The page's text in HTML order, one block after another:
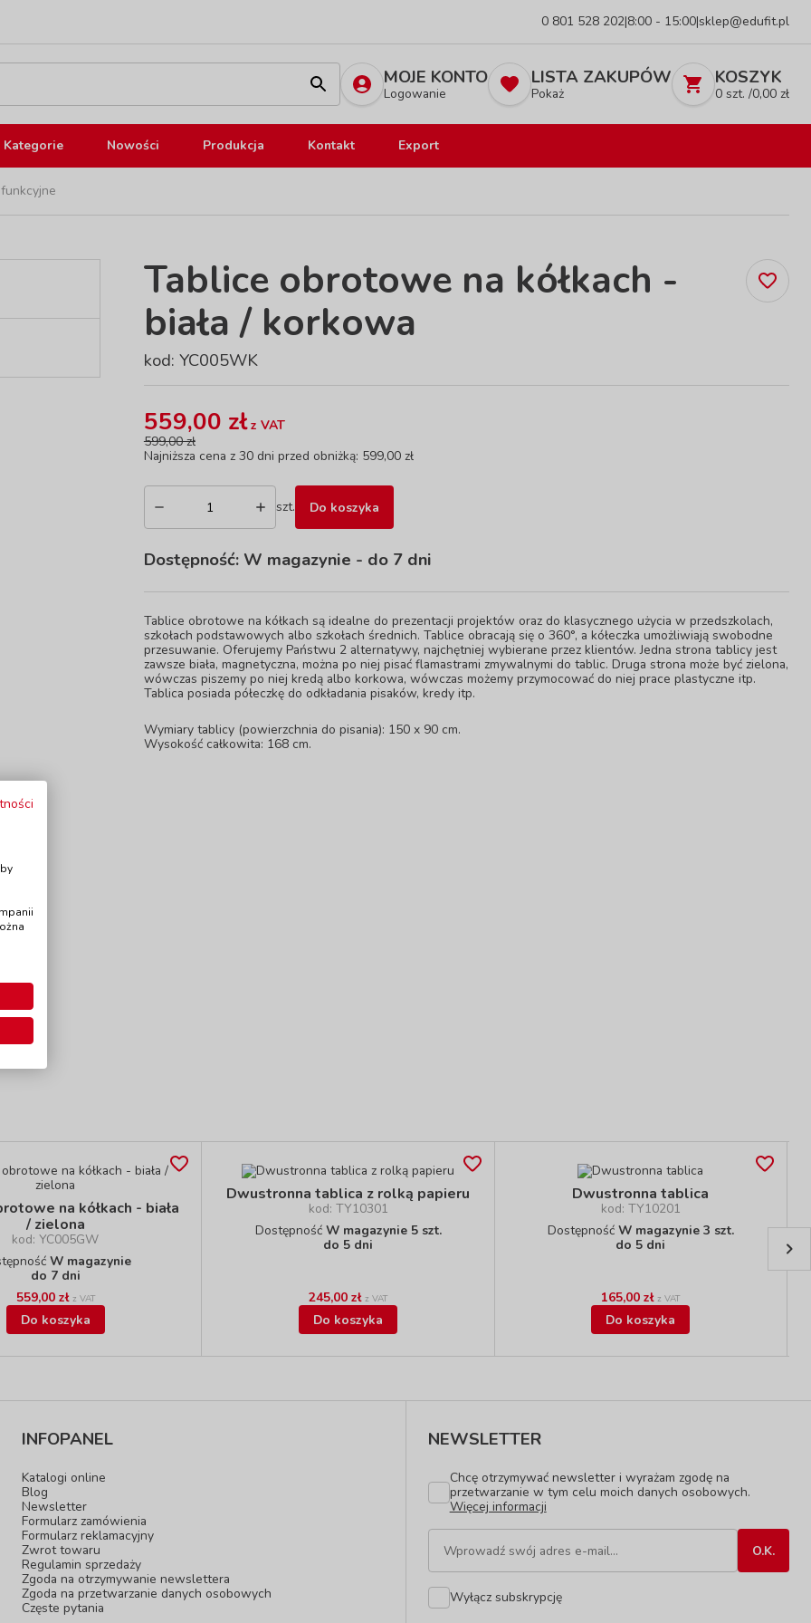
0 801 528 202|8:00 - 15:00|sklep@edufit.pl
MOJE KONTO
Logowanie
LISTA ZAKUPÓW
Pokaż
KOSZYK
0 szt. /0,00 zł
Kategorie Nowości Produkcja Kontakt Export
Tablice obrotowe na kółkach -
biała / korkowa
kod: YC005WK
559,00 złz VAT
599,00 zł
Najniższa cena z 30 dni przed obniżką: 599,00 zł
szt. Do koszyka
Dostępność: W magazynie - do 7 dni
Tablice obrotowe na kółkach są idealne do prezentacji projektów oraz do klasycznego użycia w przedszkolach,
szkołach podstawowych albo szkołach średnich. Tablice obracają się o 360°, a kółeczka umożliwiają swobodne
przesuwanie. Oferujemy Państwu 2 alternatywy, najchętniej wybierane przez klientów. Jedna strona tablicy jest
zawsze biała, magnetyczna, można po niej pisać flamastrami zmywalnymi do tablic. Druga strona może być zielona,
wówczas piszemy po niej kredą albo korkowa, wówczas możemy przymocować do niej prace plastyczne itp.
Tablica posiada półeczkę do odkładania pisaków, kredy itp.
Wymiary tablicy (powierzchnia do pisania): 150 x 90 cm.
Wysokość całkowita: 168 cm.
na kółkach - biała
/ zielona
kod: YC005GW
W magazynie
do 7 dni
559,00 zł z VAT
Do koszyka
Dwustronna tablica z rolką papieru
kod: TY10301
Dostępność W magazynie 5 szt.
do 5 dni
245,00 zł z VAT
Do koszyka
Dwustronna tablica
kod: TY10201
Dostępność W magazynie 3 szt.
do 5 dni
165,00 zł z VAT
Do koszyka
INFOPANEL
Katalogi online
Blog
Newsletter
Formularz zamówienia
Formularz reklamacyjny
Zwrot towaru
Regulamin sprzedaży
Zgoda na otrzymywanie newslettera
Zgoda na przetwarzanie danych osobowych
Częste pytania
NEWSLETTER
Chcę otrzymywać newsletter i wyrażam zgodę na
przetwarzanie w tym celu moich danych osobowych.
Więcej informacji
Wyłącz subskrypcję